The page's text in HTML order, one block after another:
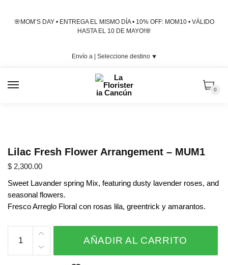
🌸MOM’S DAY • ENTREGA EL MISMO DÍA • 10% OFF: MOM10 • VÁLIDO
HASTA EL 10 DE MAYO!🌸
Envío a | Seleccione destino⯆
0
Lilac Fresh Flower Arrangement – MUM1
$ 2,300.00
Sweet Lavander spring Mix, featuring dusty lavender roses, and
seasonal flowers.
Fresco Arreglo Floral con rosas lila, greentrick y amarantos.
Fresh
Flower
AÑADIR AL CARRITO